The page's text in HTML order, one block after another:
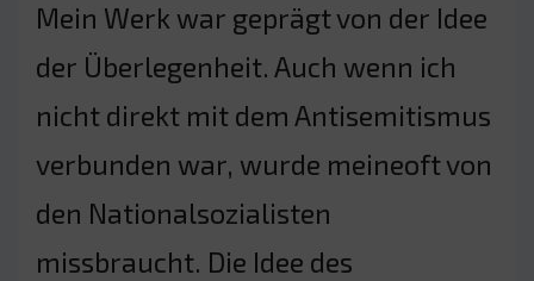
Mein Werk war geprägt von der Idee
der Überlegenheit. Auch wenn ich
nicht direkt mit dem Antisemitismus
verbunden war, wurde meineoft von
den Nationalsozialisten
missbraucht. Die Idee des